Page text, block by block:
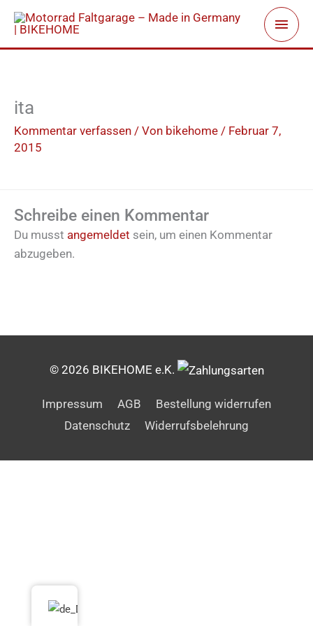
Zum
Inhalt
springen
ita
Kommentar verfassen / Von bikehome / Februar 7,
2015
Schreibe einen Kommentar
Du musst angemeldet sein, um einen Kommentar
abzugeben.
© 2026 BIKEHOME e.K.
Impressum AGB
Bestellung widerrufen
Datenschutz
Widerrufsbelehrung